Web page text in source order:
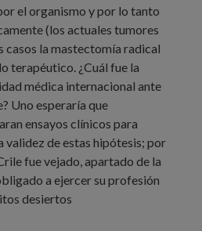
el organismo y por lo tanto
(los actuales tumores
casos la mastectomía radical
terapéutico. ¿Cuál fue la
médica internacional ante
Uno esperaría que
ensayos clínicos para
de estas hipótesis; por
fue vejado, apartado de la
a ejercer su profesión
desiertos